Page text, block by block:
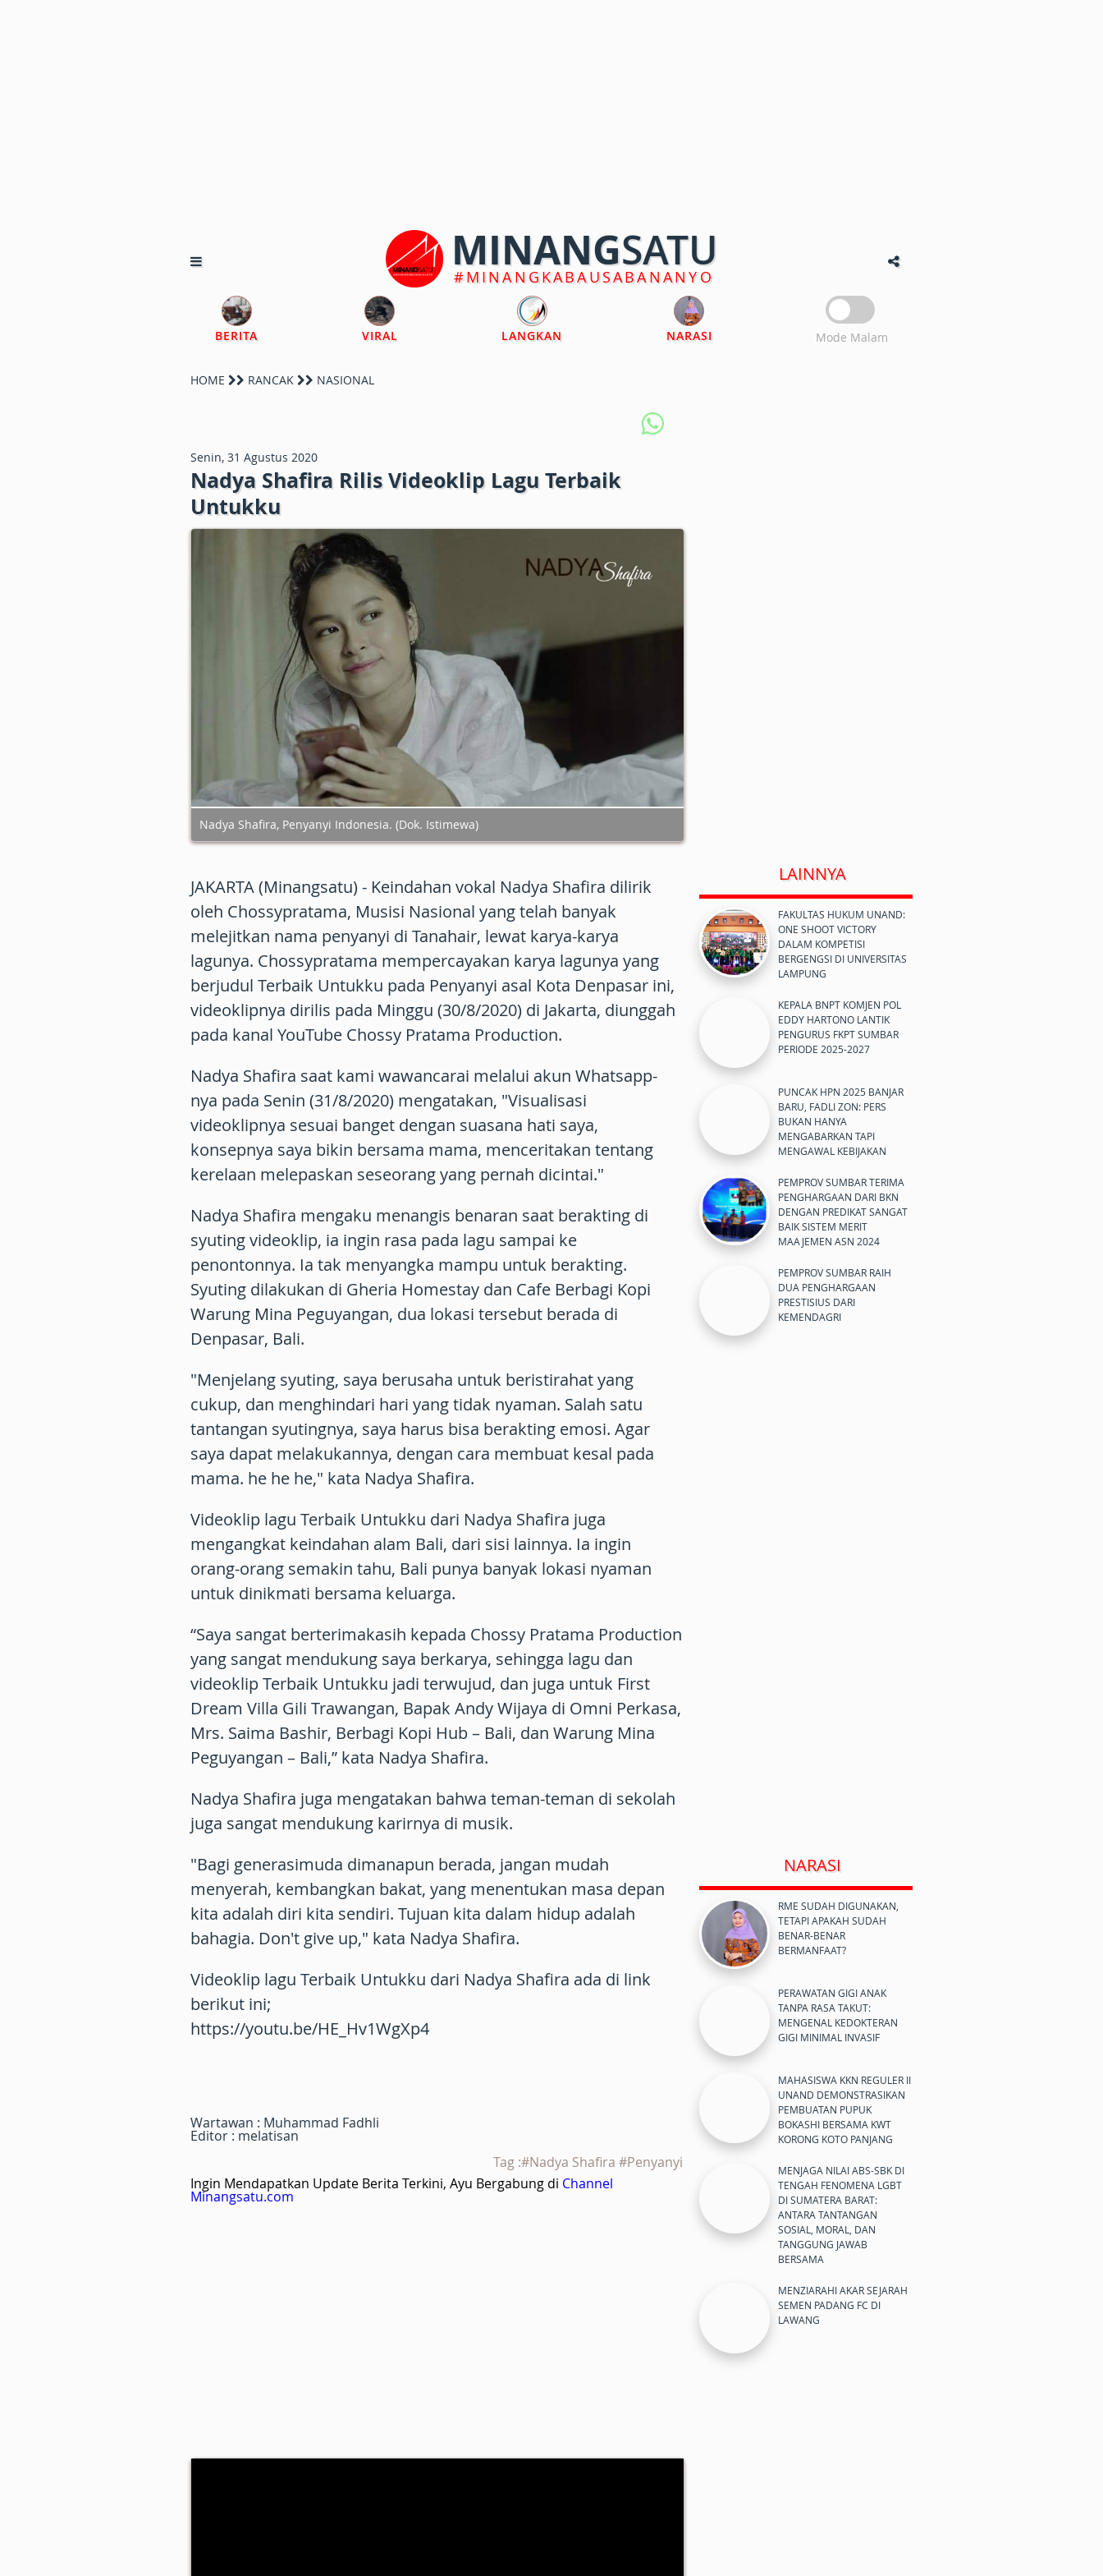
MINANGSATU
#MINANGKABAUSABANANYO
BERITA VIRAL LANGKAN NARASI Mode Malam
HOME RANCAK NASIONAL
Senin, 31 Agustus 2020
Nadya Shafira Rilis Videoklip Lagu Terbaik
Untukku
Nadya Shafira, Penyanyi Indonesia. (Dok. Istimewa)
JAKARTA (Minangsatu) - Keindahan vokal Nadya Shafira dilirik
oleh Chossypratama, Musisi Nasional yang telah banyak
melejitkan nama penyanyi di Tanahair, lewat karya-karya
lagunya. Chossypratama mempercayakan karya lagunya yang
berjudul Terbaik Untukku pada Penyanyi asal Kota Denpasar ini,
videoklipnya dirilis pada Minggu (30/8/2020) di Jakarta, diunggah
pada kanal YouTube Chossy Pratama Production.
Nadya Shafira saat kami wawancarai melalui akun Whatsapp-
nya pada Senin (31/8/2020) mengatakan, "Visualisasi
videoklipnya sesuai banget dengan suasana hati saya,
konsepnya saya bikin bersama mama, menceritakan tentang
kerelaan melepaskan seseorang yang pernah dicintai."
Nadya Shafira mengaku menangis benaran saat berakting di
syuting videoklip, ia ingin rasa pada lagu sampai ke
penontonnya. Ia tak menyangka mampu untuk berakting.
Syuting dilakukan di Gheria Homestay dan Cafe Berbagi Kopi
Warung Mina Peguyangan, dua lokasi tersebut berada di
Denpasar, Bali.
"Menjelang syuting, saya berusaha untuk beristirahat yang
cukup, dan menghindari hari yang tidak nyaman. Salah satu
tantangan syutingnya, saya harus bisa berakting emosi. Agar
saya dapat melakukannya, dengan cara membuat kesal pada
mama. he he he," kata Nadya Shafira.
Videoklip lagu Terbaik Untukku dari Nadya Shafira juga
mengangkat keindahan alam Bali, dari sisi lainnya. Ia ingin
orang-orang semakin tahu, Bali punya banyak lokasi nyaman
untuk dinikmati bersama keluarga.
“Saya sangat berterimakasih kepada Chossy Pratama Production
yang sangat mendukung saya berkarya, sehingga lagu dan
videoklip Terbaik Untukku jadi terwujud, dan juga untuk First
Dream Villa Gili Trawangan, Bapak Andy Wijaya di Omni Perkasa,
Mrs. Saima Bashir, Berbagi Kopi Hub – Bali, dan Warung Mina
Peguyangan – Bali,” kata Nadya Shafira.
Nadya Shafira juga mengatakan bahwa teman-teman di sekolah
juga sangat mendukung karirnya di musik.
"Bagi generasimuda dimanapun berada, jangan mudah
menyerah, kembangkan bakat, yang menentukan masa depan
kita adalah diri kita sendiri. Tujuan kita dalam hidup adalah
bahagia. Don't give up," kata Nadya Shafira.
Videoklip lagu Terbaik Untukku dari Nadya Shafira ada di link
berikut ini;
https://youtu.be/HE_Hv1WgXp4
Wartawan : Muhammad Fadhli
Editor : melatisan
Tag :#Nadya Shafira #Penyanyi
Ingin Mendapatkan Update Berita Terkini, Ayu Bergabung di Channel
Minangsatu.com
LAINNYA
FAKULTAS HUKUM UNAND:
ONE SHOOT VICTORY
DALAM KOMPETISI
BERGENGSI DI UNIVERSITAS
LAMPUNG
KEPALA BNPT KOMJEN POL
EDDY HARTONO LANTIK
PENGURUS FKPT SUMBAR
PERIODE 2025-2027
PUNCAK HPN 2025 BANJAR
BARU, FADLI ZON: PERS
BUKAN HANYA
MENGABARKAN TAPI
MENGAWAL KEBIJAKAN
PEMPROV SUMBAR TERIMA
PENGHARGAAN DARI BKN
DENGAN PREDIKAT SANGAT
BAIK SISTEM MERIT
MAAJEMEN ASN 2024
PEMPROV SUMBAR RAIH
DUA PENGHARGAAN
PRESTISIUS DARI
KEMENDAGRI
NARASI
RME SUDAH DIGUNAKAN,
TETAPI APAKAH SUDAH
BENAR-BENAR
BERMANFAAT?
PERAWATAN GIGI ANAK
TANPA RASA TAKUT:
MENGENAL KEDOKTERAN
GIGI MINIMAL INVASIF
MAHASISWA KKN REGULER II
UNAND DEMONSTRASIKAN
PEMBUATAN PUPUK
BOKASHI BERSAMA KWT
KORONG KOTO PANJANG
MENJAGA NILAI ABS-SBK DI
TENGAH FENOMENA LGBT
DI SUMATERA BARAT:
ANTARA TANTANGAN
SOSIAL, MORAL, DAN
TANGGUNG JAWAB
BERSAMA
MENZIARAHI AKAR SEJARAH
SEMEN PADANG FC DI
LAWANG